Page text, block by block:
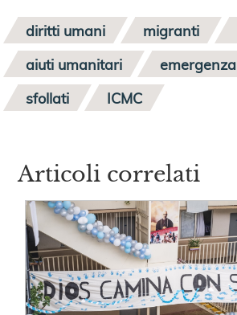
diritti umani migranti
aiuti umanitari
emergenza
sfollati
ICMC
Articoli correlati